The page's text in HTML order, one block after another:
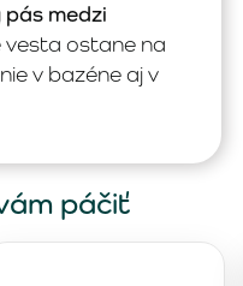
medzi
vesta ostane na
v bazéne aj v
páčiť